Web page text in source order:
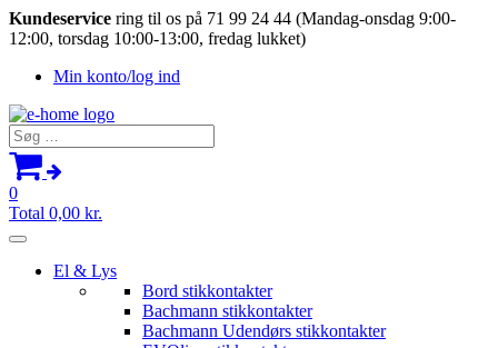
Kundeservice ring til os på 71 99 24 44 (Mandag-onsdag 9:00-
12:00, torsdag 10:00-13:00, fredag lukket)
Min konto/log ind
Søg
efter:
0
Total 0,00 kr.
El & Lys
Bord stikkontakter
Bachmann stikkontakter
Bachmann Udendørs stikkontakter